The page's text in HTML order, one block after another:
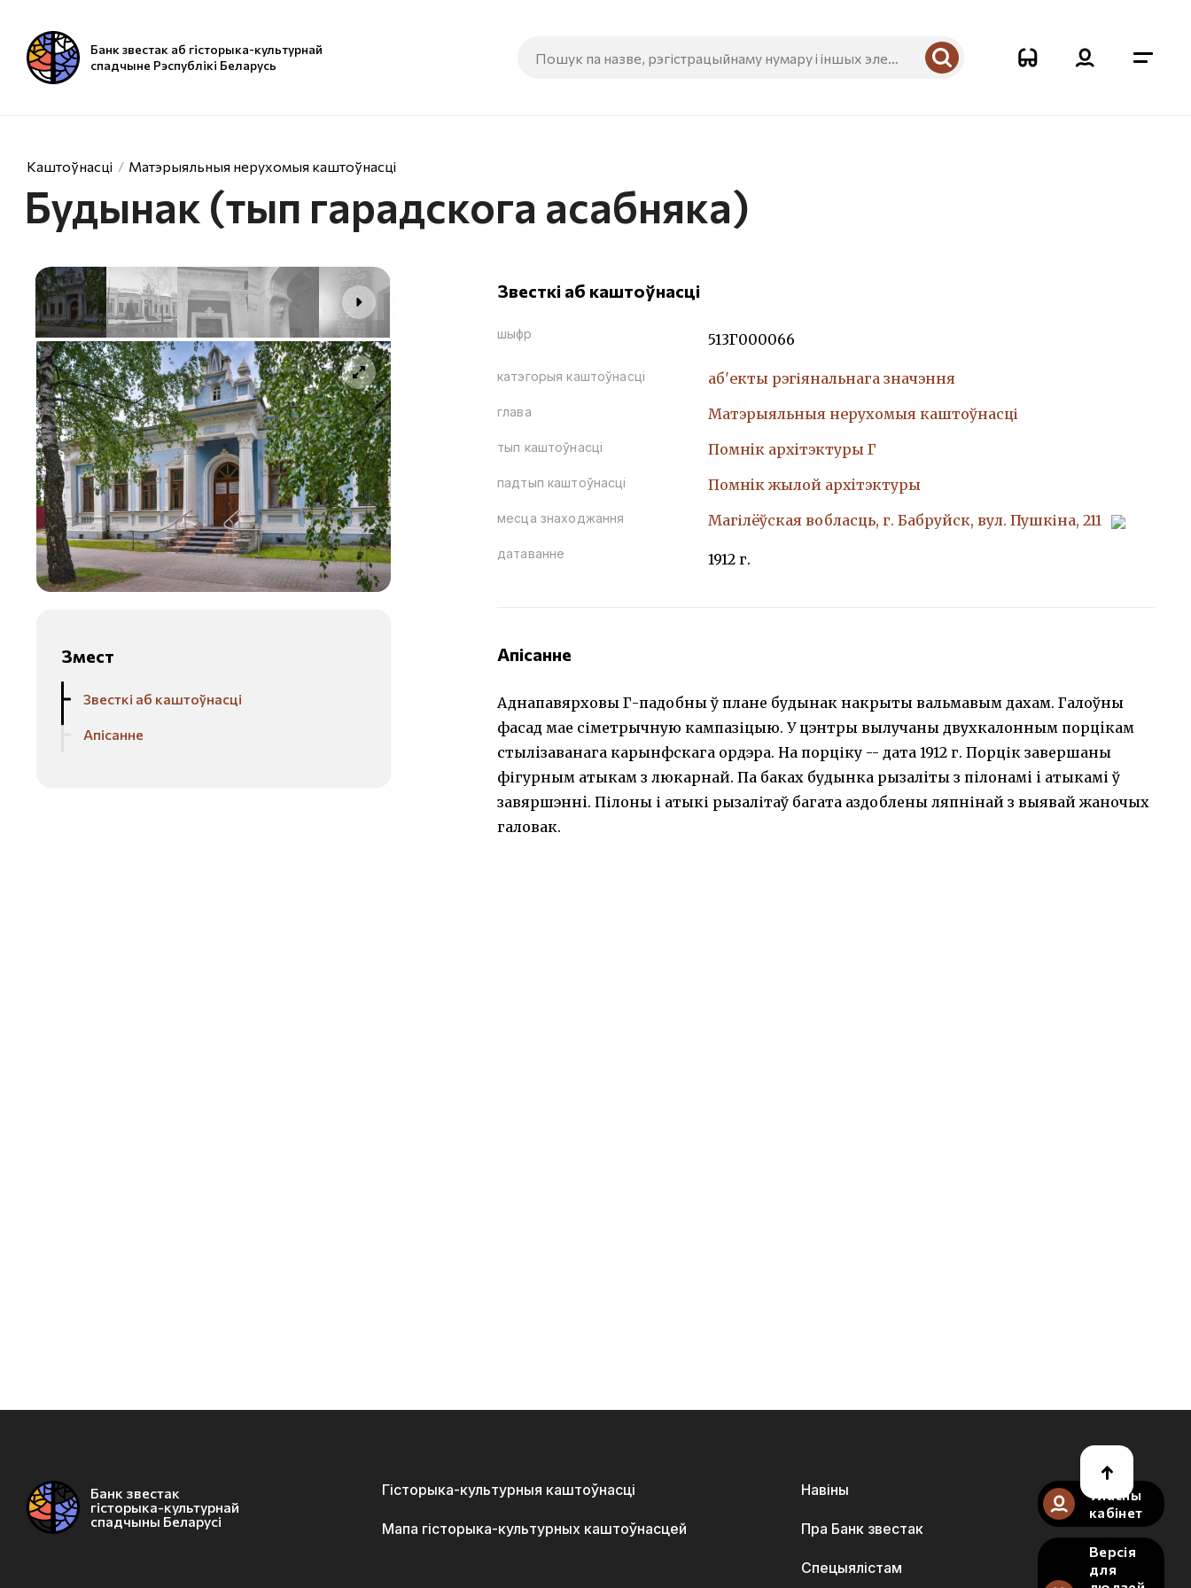
Банк звестак аб гісторыка-культурнай
спадчыне Рэспублікі Беларусь
Каштоўнасці Матэрыяльныя нерухомыя каштоўнасці
Будынак (тып гарадскога асабняка)
Змест
Звесткі аб каштоўнасці
Апісанне
Звесткі аб каштоўнасці
шыфр 513Г000066
катэгорыя каштоўнасці аб'екты рэгіянальнага значэння
глава Матэрыяльныя нерухомыя каштоўнасці
тып каштоўнасці Помнiк архiтэктуры Г
падтып каштоўнасці Помнiк жылой архiтэктуры
месца знаходжання Магілёўская вобласць, г. Бабруйск, вул. Пушкіна, 211
датаванне 1912 г.
Апісанне
Аднапавярховы Г-падобны ў плане будынак накрыты вальмавым дахам. Галоўны
фасад мае сіметрычную кампазіцыю. У цэнтры вылучаны двухкалонным порцiкам
стылiзаванага карынфскага ордэра. На порціку -- дата 1912 г. Порцік завершаны
фігурным атыкам з люкарнай. Па баках будынка рызалiты з пiлонамi i атыкамi ў
завяршэннi. Пілоны і атыкі рызалітаў багата аздоблены ляпнінай з выявай жаночых
галовак.
Банк звестак
гісторыка-культурнай
спадчыны Беларусі
Гісторыка-культурныя каштоўнасці
Мапа гісторыка-культурных каштоўнасцей
Навіны
Пра Банк звестак
Спецыялістам
Уласны
кабінет
Версія
для